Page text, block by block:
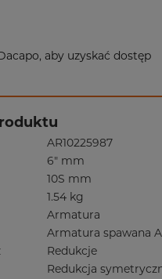
aby uzyskać dostęp
AR10225987
6" mm
10S mm
1.54 kg
Armatura
Armatura spawana
Redukcje
Redukcja